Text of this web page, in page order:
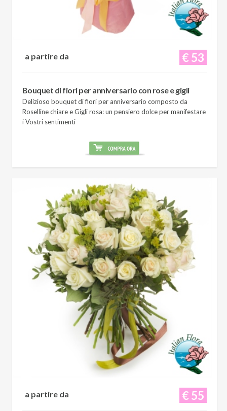
€ 53
a partire da
Bouquet di fiori per anniversario con rose e gigli
Delizioso bouquet di fiori per anniversario composto da
Roselline chiare e Gigli rosa: un pensiero dolce per manifestare
i Vostri sentimenti
€ 55
a partire da